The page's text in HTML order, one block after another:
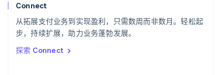
Connect
从拓展支付业务到实现盈利，只需数周而非数月。轻松起
步，持续扩展，助力业务蓬勃发展。
探索 Connect
泰国
ไทยEnglish
希腊
English
西班牙